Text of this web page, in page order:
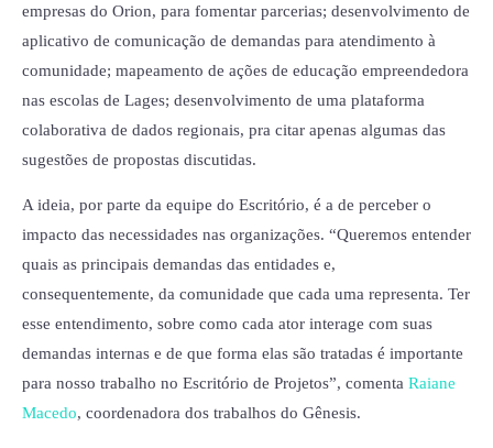
empresas do Orion, para fomentar parcerias; desenvolvimento de
aplicativo de comunicação de demandas para atendimento à
comunidade; mapeamento de ações de educação empreendedora
nas escolas de Lages; desenvolvimento de uma plataforma
colaborativa de dados regionais, pra citar apenas algumas das
sugestões de propostas discutidas.
A ideia, por parte da equipe do Escritório, é a de perceber o
impacto das necessidades nas organizações. “Queremos entender
quais as principais demandas das entidades e,
consequentemente, da comunidade que cada uma representa. Ter
esse entendimento, sobre como cada ator interage com suas
demandas internas e de que forma elas são tratadas é importante
para nosso trabalho no Escritório de Projetos”, comenta Raiane
Macedo, coordenadora dos trabalhos do Gênesis.